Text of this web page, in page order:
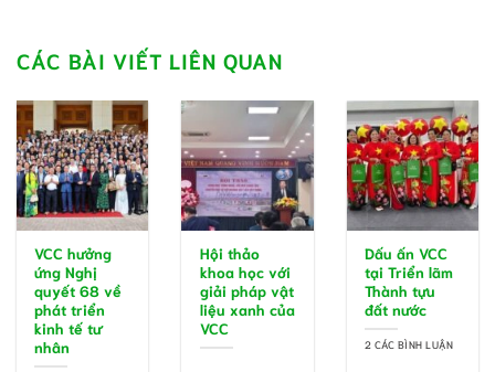
CÁC BÀI VIẾT LIÊN QUAN
VCC hưởng
ứng Nghị
quyết 68 về
phát triển
kinh tế tư
nhân
Hội thảo
khoa học với
giải pháp vật
liệu xanh của
VCC
Dấu ấn VCC
tại Triển lãm
Thành tựu
đất nước
2 CÁC BÌNH LUẬN